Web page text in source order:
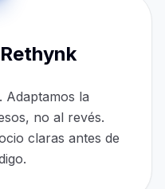
Adaptamos la
no al revés.
claras antes de